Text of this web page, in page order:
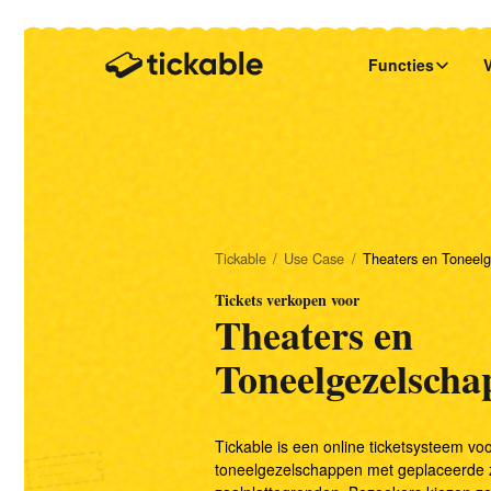
Functies
Entreebeheer
Snel tickets scannen
Theaters en Toneelgezelschappen
Festivals
Blog
Onze Wensenlijst
Tickable / Use Case / Theaters en
Tickets verkopen voor
Theaters en
Tickable is een online ticketsysteem
toneelgezelschappen met